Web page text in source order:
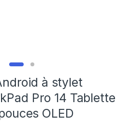
à stylet
Pro 14 Tablette
OLED